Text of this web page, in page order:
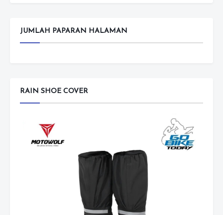
JUMLAH PAPARAN HALAMAN
RAIN SHOE COVER